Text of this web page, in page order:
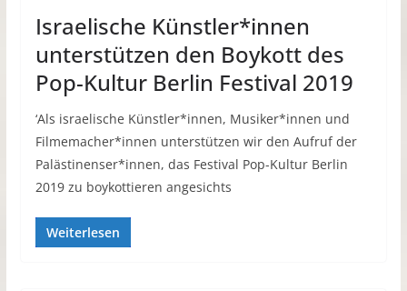
Israelische Künstler*innen
unterstützen den Boykott des
Pop-Kultur Berlin Festival 2019
‘Als israelische Künstler*innen, Musiker*innen und
Filmemacher*innen unterstützen wir den Aufruf der
Palästinenser*innen, das Festival Pop-Kultur Berlin
2019 zu boykottieren angesichts
Weiterlesen